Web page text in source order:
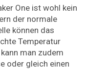
One ist wohl kein
der normale
können das
Temperatur
man zudem
oder gleich einen